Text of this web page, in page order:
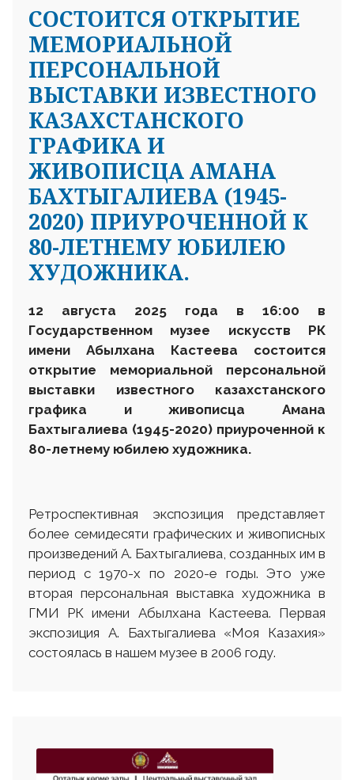
СОСТОИТСЯ ОТКРЫТИЕ
МЕМОРИАЛЬНОЙ
ПЕРСОНАЛЬНОЙ
ВЫСТАВКИ ИЗВЕСТНОГО
КАЗАХСТАНСКОГО
ГРАФИКА И
ЖИВОПИСЦА АМАНА
БАХТЫГАЛИЕВА (1945-
2020) ПРИУРОЧЕННОЙ К
80-ЛЕТНЕМУ ЮБИЛЕЮ
ХУДОЖНИКА.
12 августа 2025 года в 16:00 в
Государственном музее искусств РК
имени Абылхана Кастеева состоится
открытие мемориальной персональной
выставки известного казахстанского
графика и живописца Амана
Бахтыгалиева (1945-2020) приуроченной к
80-летнему юбилею художника.
Ретроспективная экспозиция представляет
более семидесяти графических и живописных
произведений А. Бахтыгалиева, созданных им в
период с 1970-х по 2020-е годы. Это уже
вторая персональная выставка художника в
ГМИ РК имени Абылхана Кастеева. Первая
экспозиция А. Бахтыгалиева «Моя Казахия»
состоялась в нашем музее в 2006 году.